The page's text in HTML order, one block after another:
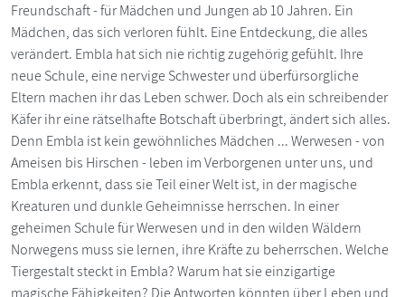
Freundschaft - für Mädchen und Jungen ab 10 Jahren. Ein
Mädchen, das sich verloren fühlt. Eine Entdeckung, die alles
verändert. Embla hat sich nie richtig zugehörig gefühlt. Ihre
neue Schule, eine nervige Schwester und überfürsorgliche
Eltern machen ihr das Leben schwer. Doch als ein schreibender
Käfer ihr eine rätselhafte Botschaft überbringt, ändert sich alles.
Denn Embla ist kein gewöhnliches Mädchen ... Werwesen - von
Ameisen bis Hirschen - leben im Verborgenen unter uns, und
Embla erkennt, dass sie Teil einer Welt ist, in der magische
Kreaturen und dunkle Geheimnisse herrschen. In einer
geheimen Schule für Werwesen und in den wilden Wäldern
Norwegens muss sie lernen, ihre Kräfte zu beherrschen. Welche
Tiergestalt steckt in Embla? Warum hat sie einzigartige
magische Fähigkeiten? Die Antworten könnten über Leben und